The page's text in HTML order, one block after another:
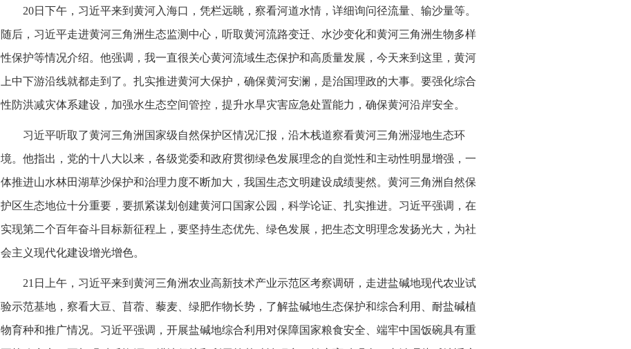
20日下午，习近平来到黄河入海口，凭栏远眺，察看河道水情，详细询问径流量、输沙量等。
随后，习近平走进黄河三角洲生态监测中心，听取黄河流路变迁、水沙变化和黄河三角洲生物多样
性保护等情况介绍。他强调，我一直很关心黄河流域生态保护和高质量发展，今天来到这里，黄河
上中下游沿线就都走到了。扎实推进黄河大保护，确保黄河安澜，是治国理政的大事。要强化综合
性防洪减灾体系建设，加强水生态空间管控，提升水旱灾害应急处置能力，确保黄河沿岸安全。
习近平听取了黄河三角洲国家级自然保护区情况汇报，沿木栈道察看黄河三角洲湿地生态环
境。他指出，党的十八大以来，各级党委和政府贯彻绿色发展理念的自觉性和主动性明显增强，一
体推进山水林田湖草沙保护和治理力度不断加大，我国生态文明建设成绩斐然。黄河三角洲自然保
护区生态地位十分重要，要抓紧谋划创建黄河口国家公园，科学论证、扎实推进。习近平强调，在
实现第二个百年奋斗目标新征程上，要坚持生态优先、绿色发展，把生态文明理念发扬光大，为社
会主义现代化建设增光增色。
21日上午，习近平来到黄河三角洲农业高新技术产业示范区考察调研，走进盐碱地现代农业试
验示范基地，察看大豆、苜蓿、藜麦、绿肥作物长势，了解盐碱地生态保护和综合利用、耐盐碱植
物育种和推广情况。习近平强调，开展盐碱地综合利用对保障国家粮食安全、端牢中国饭碗具有重